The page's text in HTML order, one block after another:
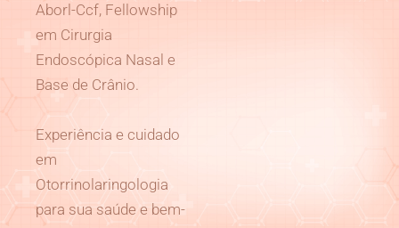
Aborl-Ccf, Fellowship
em Cirurgia
Endoscópica Nasal e
Base de Crânio.
Experiência e cuidado
em
Otorrinolaringologia
para sua saúde e bem-